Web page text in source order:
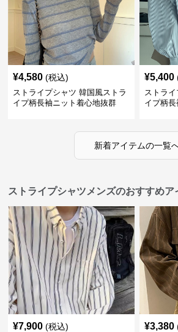
¥4,580 (税込)
ストライプシャツ 韓国風ストラ
イプ柄長袖ニット着心地抜群
¥5,400
ストラ
イプ柄
新着アイテムの一覧
ストライプシャツメンズのおすすめア
¥7,900 (税込) ¥3,380